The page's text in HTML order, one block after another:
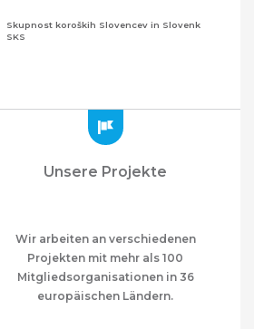
Skupnost koroških Slovencev in Slovenk
SKS
Montenegrinische Gemeinschaft in Albanien
Mazedonischer Verein "Ilinden" – Tirana
Meshet Türkleri Cemiyeti Azerbaycan’da
“VATAN”
"Vatan" Öffentliche Union der in
Aserbaidschan lebenden Ahiska-Türken
Unsere Projekte
Wir arbeiten an verschiedenen
Projekten mit mehr als 100
Mitgliedsorganisationen in 36
europäischen Ländern.